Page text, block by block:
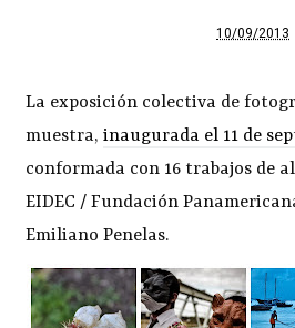
10/09/2013
La exposición colectiva de
muestra,inaugurada el 11 de
conformada con 16 trabajos de
EIDEC / Fundación
Emiliano Penelas.